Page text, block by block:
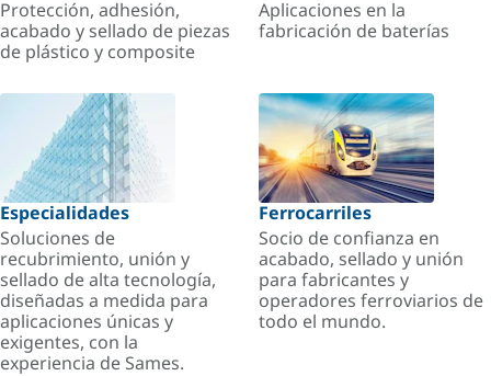
Protección, adhesión,
acabado y sellado de piezas
de plástico y composite
Aplicaciones en la
fabricación de baterías
Especialidades
Soluciones de
recubrimiento, unión y
sellado de alta tecnología,
diseñadas a medida para
aplicaciones únicas y
exigentes, con la
experiencia de Sames.
Ferrocarriles
Socio de confianza en
acabado, sellado y unión
para fabricantes y
operadores ferroviarios de
todo el mundo.